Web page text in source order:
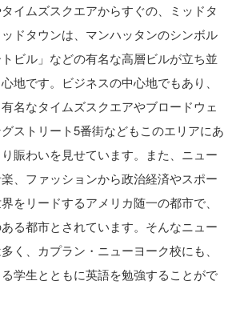
イムズスクエアからすぐの、ミッドタ
ドタウンは、マンハッタンのシンボル
トビル」などの有名な高層ビルが立ち並
地です。ビジネスの中心地でもあり、
名なタイムズスクエアやブロードウェ
ストリート5番街などもこのエリアにあ
賑わいを見せています。また、ニュー
、ファッションから政治経済やスポー
をリードするアメリカ随一の都市で、
る都市とされています。そんなニュー
く、カプラン・ニューヨーク校にも、
学生とともに英語を勉強することがで